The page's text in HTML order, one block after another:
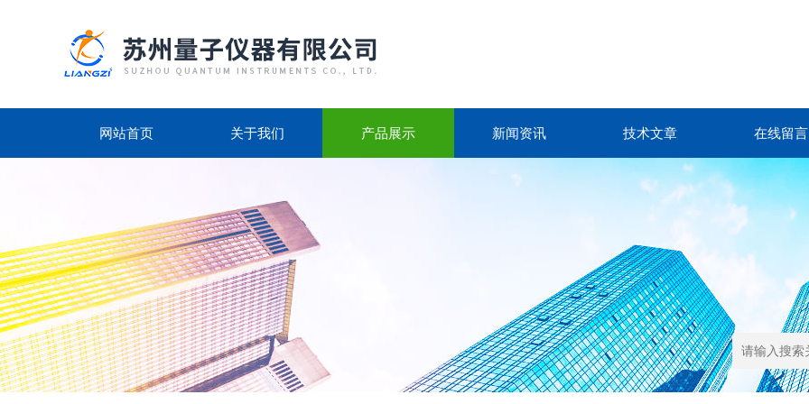
网站首页 关于我们 产品展示 新闻资讯 技术文章 在线留言